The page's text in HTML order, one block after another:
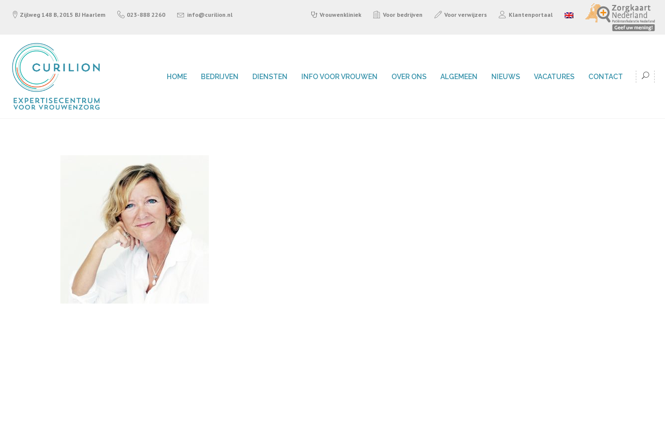
Zijlweg 148 B, 2015 BJ Haarlem 023-888 2260 info@curilion.nl Vrouwenkliniek Voor bedrijven Voor verwijzers Klantenportaal
HOME BEDRIJVEN DIENSTEN INFO VOOR VROUWEN OVER ONS ALGEMEEN NIEUWS VACATURES CONTACT